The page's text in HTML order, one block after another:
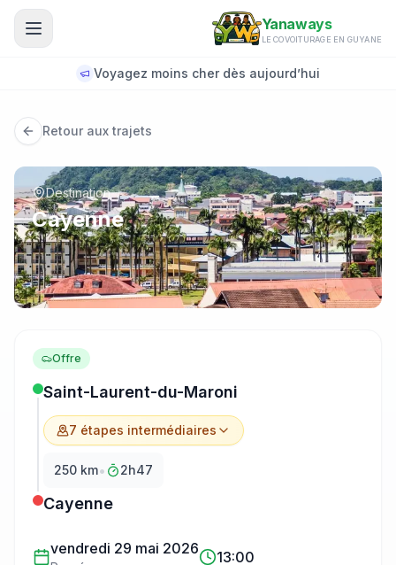
Aller au contenu principal
Yanaways
LE COVOITURAGE EN GUYANE
Voyagez moins cher dès aujourd’hui
Retour aux trajets
Destination
Cayenne
Offre
Saint-Laurent-du-Maroni
7 étapes intermédiaires
250 km• 2h47
Cayenne
vendredi 29 mai 2026 13:00